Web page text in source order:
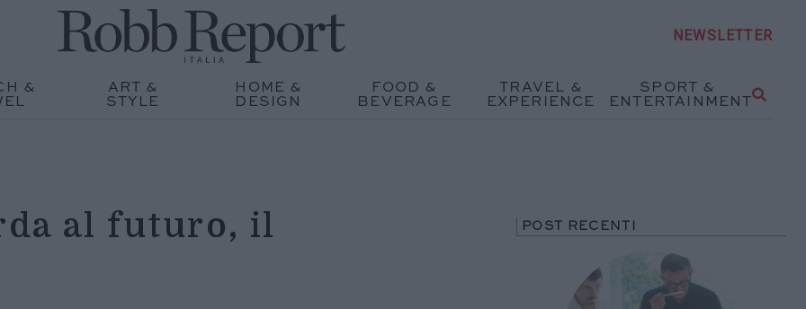
NEWSLETTER
&
ART &
STYLE
HOME &
DESIGN
FOOD &
BEVERAGE
TRAVEL &
EXPERIENCE
SPORT &
ENTERTAINMENT
al futuro, il
POST RECENTI